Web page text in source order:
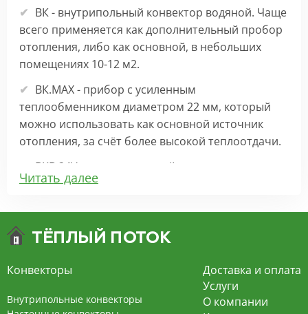
ВК - внутрипольный конвектор водяной. Чаще
всего применяется как дополнительный пробор
отопления, либо как основной, в небольших
помещениях 10-12 м2.
ВК.МАХ - прибор с усиленным
теплообменником диаметром 22 мм, который
можно использовать как основной источник
отопления, за счёт более высокой теплоотдачи.
ВКВ 24V – внутрипольный конвектор
отопления с вентилятором на 24В подходит для
экономит электроэнергию и бесшумно работает.
конвекцией на 220В. За счет тангенциального
вентилятора создает принудительную
Читать далее
Конвекторы
Внутрипольные конвекторы
Доставка и оплата
Услуги
О компании